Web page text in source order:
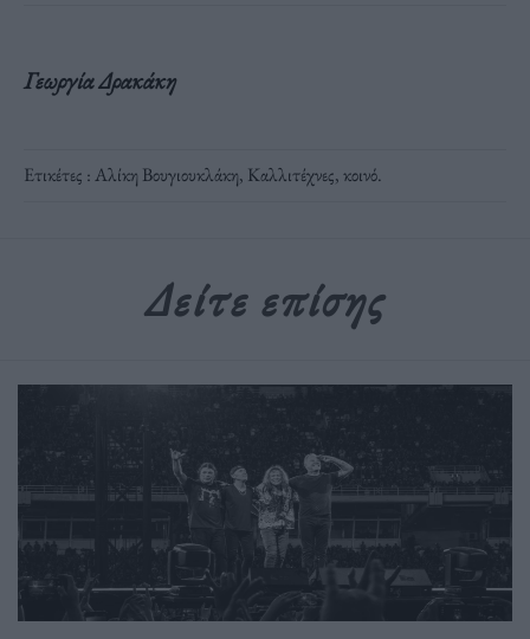
Γεωργία Δρακάκη
Ετικέτες :Αλίκη Βουγιουκλάκη, Καλλιτέχνες,κοινό.
Δείτε επίσης